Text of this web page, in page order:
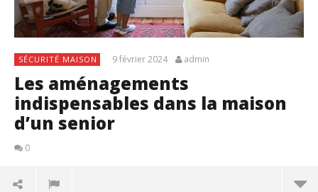
SÉCURITÉ MAISON 9 février 2024 admin
Les aménagements
indispensables dans la maison
d’un senior
0